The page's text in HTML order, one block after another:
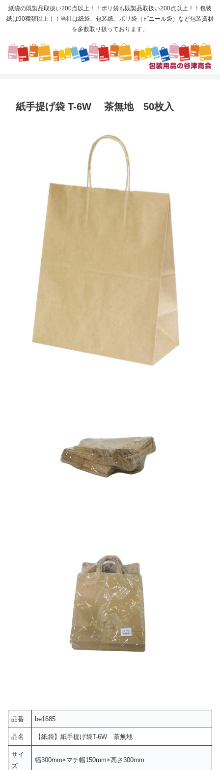
紙袋の既製品取扱い200点以上！！ポリ袋も既製品取扱い200点以上！！包装
紙は90種類以上！！当社は紙袋、包装紙、ポリ袋（ビニール袋）など包装資材
を多数取り扱っております。
紙手提げ袋 T-6W 茶無地 50枚入
品番 be1685
品名 【紙袋】紙手提げ袋T-6W 茶無地
サイ
ズ
幅300mm×マチ幅150mm×高さ300mm